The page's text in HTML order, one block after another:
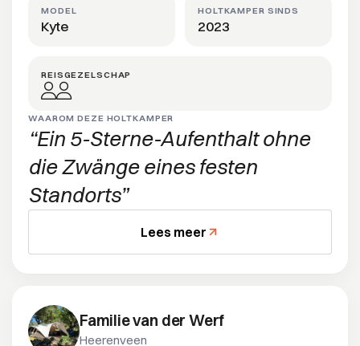
MODEL
Kyte
REISGEZELSCHAP
HOLTKAMPER SINDS
2023
WAAROM DEZE HOLTKAMPER
Ein 5-Sterne-Aufenthalt ohne
die Zwänge eines festen
Standorts
Lees meer
Familie van der Werf
Heerenveen